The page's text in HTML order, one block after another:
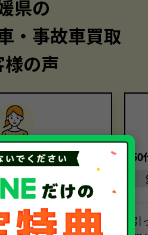
県の
・事故車買取
様の声
の対応には深く感